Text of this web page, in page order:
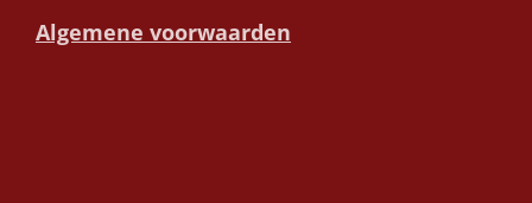
Algemene voorwaarden